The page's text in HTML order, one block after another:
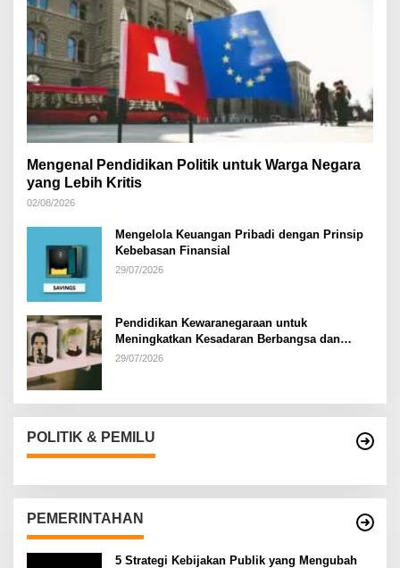
Mengenal Pendidikan Politik untuk Warga Negara
yang Lebih Kritis
02/08/2026
Mengelola Keuangan Pribadi dengan Prinsip
Kebebasan Finansial
29/07/2026
Pendidikan Kewaranegaraan untuk
Meningkatkan Kesadaran Berbangsa dan
Bernegara di…
29/07/2026
POLITIK & PEMILU
PEMERINTAHAN
5 Strategi Kebijakan Publik yang Mengubah